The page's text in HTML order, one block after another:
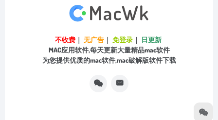
不收费 ｜ 无广告 ｜ 免登录 ｜
日更新
MAC应用软件,每天更新大量精品mac软件
为您提供优质的mac软件,mac破解版软件下载